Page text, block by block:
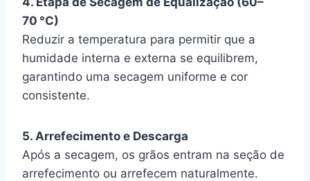
70 °C)
Reduzir a temperatura para permitir que a
humidade interna e externa se equilibrem,
garantindo uma secagem uniforme e cor
consistente.
5. Arrefecimento e Descarga
Após a secagem, os grãos entram na seção de
arrefecimento ou arrefecem naturalmente.